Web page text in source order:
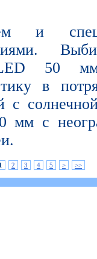
и
50
в
с
мм с
1 2 3 4 5 > >>